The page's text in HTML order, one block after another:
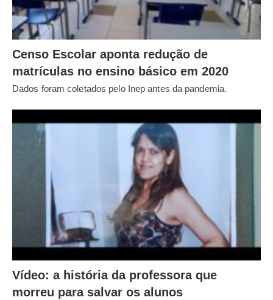
Censo Escolar aponta redução de
matrículas no ensino básico em 2020
Dados foram coletados pelo Inep antes da pandemia.
Vídeo: a história da professora que
morreu para salvar os alunos